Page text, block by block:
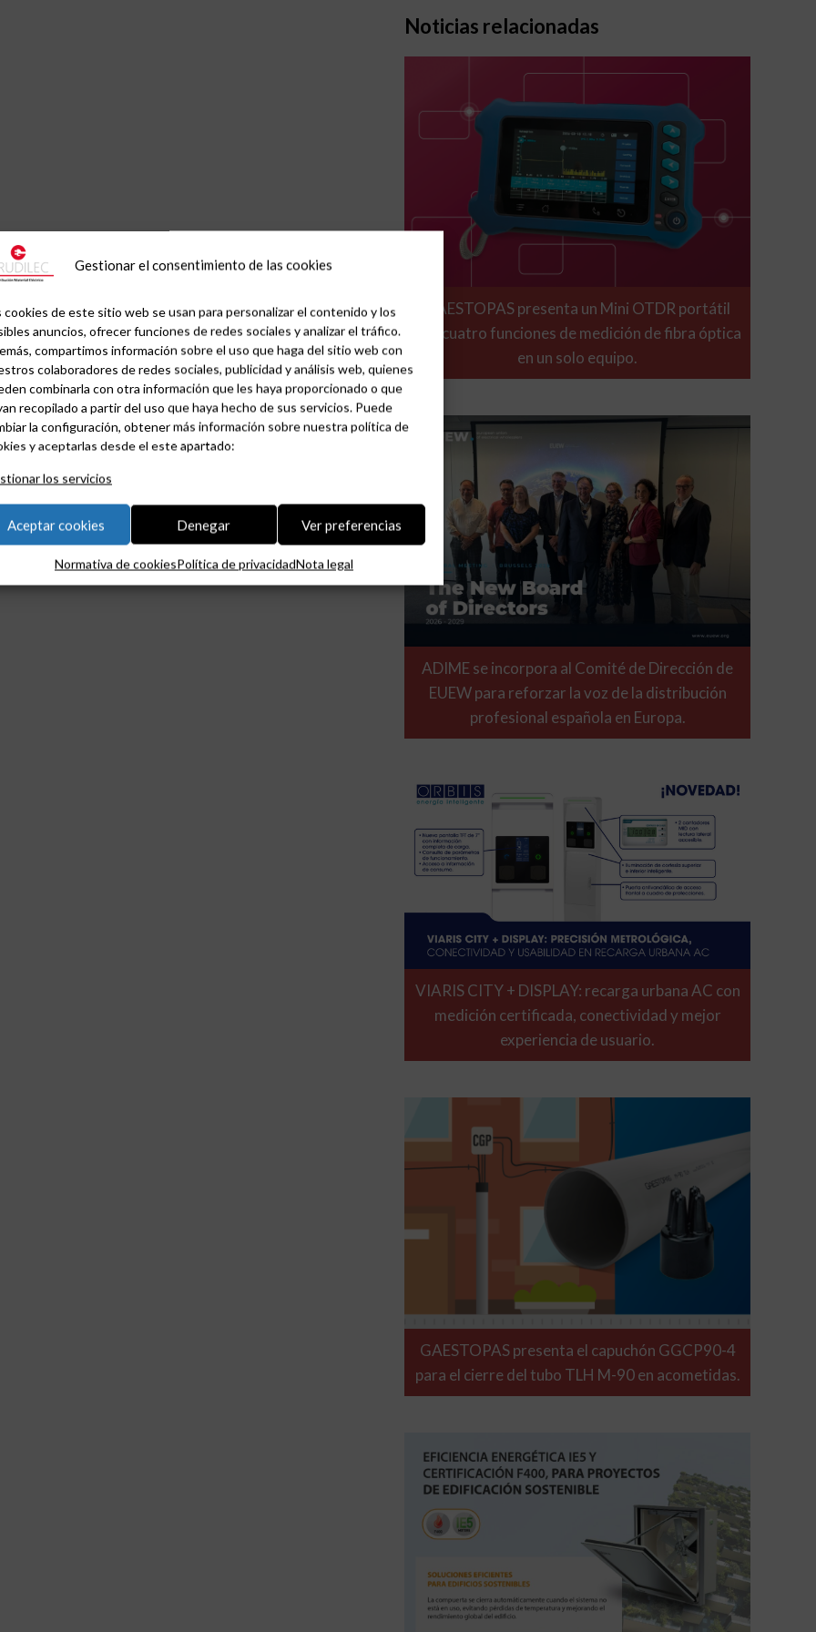
Gestionar el consentimiento de las cookies
cookies de este sitio web se usan para personalizar el contenido y los
anuncios, ofrecer funciones de redes sociales y analizar el tráfico.
compartimos información sobre el uso que haga del sitio web con
colaboradores de redes sociales, publicidad y análisis web, quienes
combinarla con otra información que les haya proporcionado o que
recopilado a partir del uso que haya hecho de sus servicios. Puede
la configuración, obtener más información sobre nuestra política de
y aceptarlas desde el este apartado:
los servicios
Aceptar cookies Denegar Ver preferencias
Normativa de cookiesPolítica de privacidadNota legal
Noticias relacionadas
GAESTOPAS presenta un Mini OTDR portátil
con cuatro funciones de medición de fibra óptica
en un solo equipo.
ADIME se incorpora al Comité de Dirección de
EUEW para reforzar la voz de la distribución
profesional española en Europa.
VIARIS CITY + DISPLAY: recarga urbana AC con
medición certificada, conectividad y mejor
experiencia de usuario.
GAESTOPAS presenta el capuchón GGCP90-4
para el cierre del tubo TLH M-90 en acometidas.